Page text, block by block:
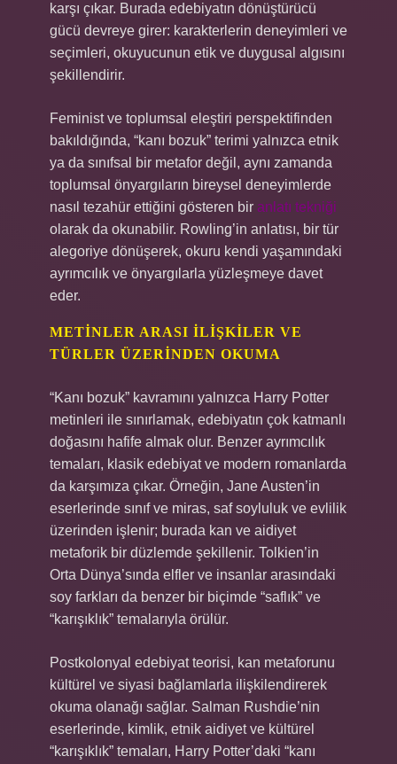
karşı çıkar. Burada edebiyatın dönüştürücü
gücü devreye girer: karakterlerin deneyimleri ve
seçimleri, okuyucunun etik ve duygusal algısını
şekillendirir.
Feminist ve toplumsal eleştiri perspektifinden
bakıldığında, “kanı bozuk” terimi yalnızca etnik
ya da sınıfsal bir metafor değil, aynı zamanda
toplumsal önyargıların bireysel deneyimlerde
nasıl tezahür ettiğini gösteren bir anlatı tekniği
olarak da okunabilir. Rowling’in anlatısı, bir tür
alegoriye dönüşerek, okuru kendi yaşamındaki
ayrımcılık ve önyargılarla yüzleşmeye davet
eder.
METINLER ARASI İLIŞKILER VE
TÜRLER ÜZERINDEN OKUMA
“Kanı bozuk” kavramını yalnızca Harry Potter
metinleri ile sınırlamak, edebiyatın çok katmanlı
doğasını hafife almak olur. Benzer ayrımcılık
temaları, klasik edebiyat ve modern romanlarda
da karşımıza çıkar. Örneğin, Jane Austen’in
eserlerinde sınıf ve miras, saf soyluluk ve evlilik
üzerinden işlenir; burada kan ve aidiyet
metaforik bir düzlemde şekillenir. Tolkien’in
Orta Dünya’sında elfler ve insanlar arasındaki
soy farkları da benzer bir biçimde “saflık” ve
“karışıklık” temalarıyla örülür.
Postkolonyal edebiyat teorisi, kan metaforunu
kültürel ve siyasi bağlamlarla ilişkilendirerek
okuma olanağı sağlar. Salman Rushdie’nin
eserlerinde, kimlik, etnik aidiyet ve kültürel
“karışıklık” temaları, Harry Potter’daki “kanı